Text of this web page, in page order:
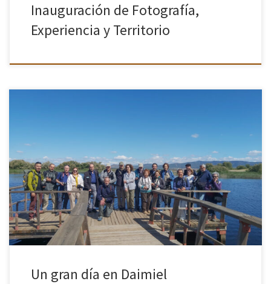
Inauguración de Fotografía,
Experiencia y Territorio
El pasado 5 de mayo, un grupo de personas de Cámara en mano,
disfrutamos de una magnífica salida al Parque Nacional de las
Tablas de Daimiel. Formamos un grupo muy […]
Un gran día en Daimiel